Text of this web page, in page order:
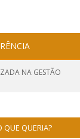
NA GESTÃO
QUE QUERIA?